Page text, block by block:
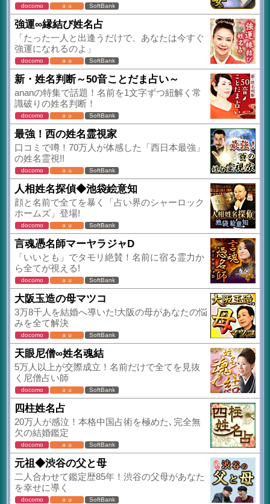
docomo ａｕ SoftBank
強運∞縁結び姓名占
「たった一人と出逢うだけで、あなたは今すぐ
強運になれるのよ」
docomo ａｕ SoftBank
新・姓名判断～50音ことだま占い～
ananの特集で話題！名前を1文字ずつ紐解く常
識破りの姓名判断！
docomo ａｕ SoftBank
最強！西の姓名霊視家
口コミで噂！70万人が体感した「西日本最強」
の姓名霊視!!
docomo ａｕ SoftBank
人相姓名探偵◆池袋絵意知
顔と名前で全てを暴く「占い界のシャーロック
ホームズ」登場!
docomo ａｕ SoftBank
言魂憑名師マーヤラジャD
「いいとも」でタモリ絶賛！名前に宿る霊力か
ら全てが視える!
docomo ａｕ SoftBank
大阪玉造の母マツコ
3万8千人を結婚へ導いた!大阪の母があなたの悩
みを全て解決
docomo ａｕ SoftBank
天眼尼僧∞姓名魂結
5万人以上が交際成立！名前だけで全てを見抜
く尼僧占い師
docomo ａｕ SoftBank
四柱姓名占
20万人が感泣！本格中国占術を極めた､完全無
欠の結婚鑑定
docomo ａｕ SoftBank
元祖◆渋谷の父と母
二人合わせて鑑定歴85年！渋谷の父母があなた
を幸せに導く
docomo ａｕ SoftBank